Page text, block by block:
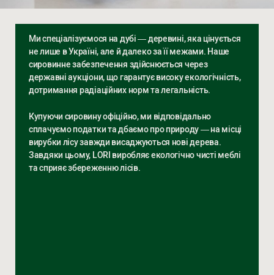
Ми спеціалізуємося на дубі — деревині, яка цінується
не лише в Україні, але й далеко за її межами. Наше
сировинне забезпечення здійснюється через
державні аукціони, що гарантує високу екологічність,
дотримання радіаційних норм та легальність.
Купуючи сировину офіційно, ми відповідально
сплачуємо податки та дбаємо про природу — на місці
вирубки лісу завжди висаджуються нові дерева.
Завдяки цьому, LORI виробляє екологічно чисті меблі
та сприяє збереженню лісів.